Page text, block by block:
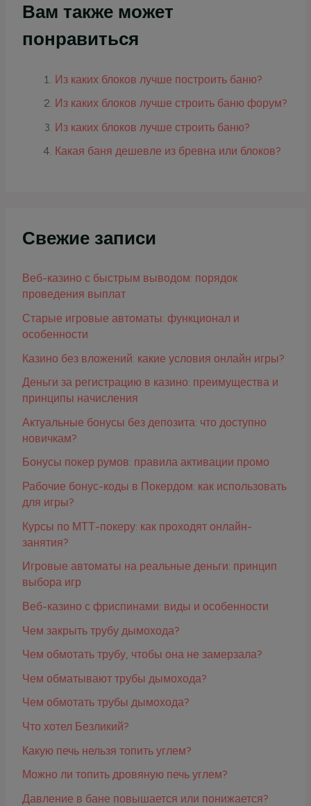
Вам также может
понравиться
Из каких блоков лучше построить баню?
Из каких блоков лучше строить баню форум?
Из каких блоков лучше строить баню?
Какая баня дешевле из бревна или блоков?
Свежие записи
Веб-казино с быстрым выводом: порядок
проведения выплат
Старые игровые автоматы: функционал и
особенности
Казино без вложений: какие условия онлайн игры?
Деньги за регистрацию в казино: преимущества и
принципы начисления
Актуальные бонусы без депозита: что доступно
новичкам?
Бонусы покер румов: правила активации промо
Рабочие бонус-коды в Покердом: как использовать
для игры?
Курсы по МТТ-покеру: как проходят онлайн-
занятия?
Игровые автоматы на реальные деньги: принцип
выбора игр
Веб-казино с фриспинами: виды и особенности
Чем закрыть трубу дымохода?
Чем обмотать трубу, чтобы она не замерзала?
Чем обматывают трубы дымохода?
Чем обмотать трубы дымохода?
Что хотел Безликий?
Какую печь нельзя топить углем?
Можно ли топить дровяную печь углем?
Давление в бане повышается или понижается?